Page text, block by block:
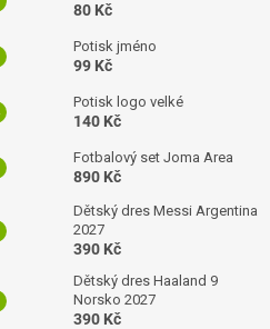
80 Kč
Potisk jméno
99 Kč
Potisk logo velké
140 Kč
Fotbalový set Joma Area
890 Kč
Dětský dres Messi Argentina
2027
390 Kč
Dětský dres Haaland 9
Norsko 2027
390 Kč